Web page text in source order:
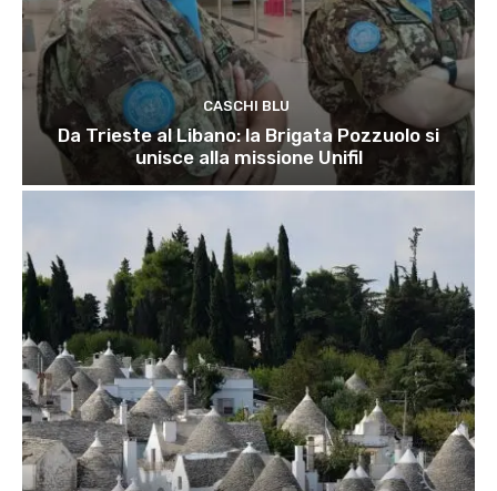
CASCHI BLU
Da Trieste al Libano: la Brigata Pozzuolo si
unisce alla missione Unifil